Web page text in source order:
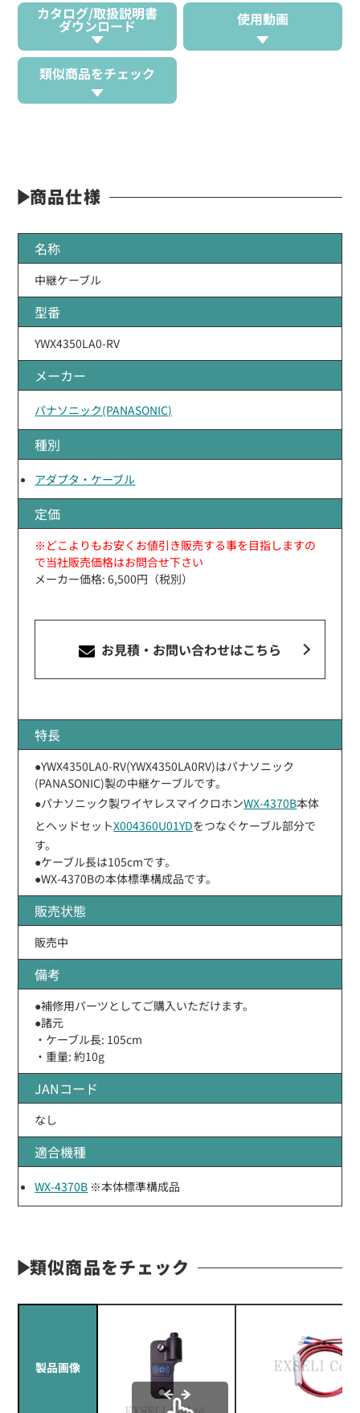
カタログ/取扱説明書
ダウンロード 使用動画
類似商品をチェック
商品仕様
名称
中継ケーブル
型番
YWX4350LA0-RV
メーカー
パナソニック(PANASONIC)
種別
アダプタ・ケーブル
定価
※どこよりもお安くお値引き販売する事を目指しますの
で当社販売価格はお問合せ下さい
メーカー価格: 6,500円（税別）
お見積・お問い合わせはこちら
特長
●YWX4350LA0-RV(YWX4350LA0RV)はパナソニック
(PANASONIC)製の中継ケーブルです。
●パナソニック製ワイヤレスマイクロホンWX-4370B本体
とヘッドセットX004360U01YDをつなぐケーブル部分で
す。
●ケーブル長は105cmです。
●WX-4370Bの本体標準構成品です。
販売状態
販売中
備考
●補修用パーツとしてご購入いただけます。
●諸元
・ケーブル長: 105cm
・重量: 約10g
JANコード
なし
適合機種
WX-4370B ※本体標準構成品
類似商品をチェック
製品画像